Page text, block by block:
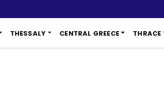
THESSALY CENTRAL GREECE THRACE